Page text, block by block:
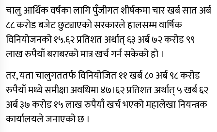
चालु आर्थिक वर्षका लागि पुँजीगत शीर्षकमा चार खर्ब सात अर्ब
८८ करोड बजेट छुट्याएको सरकारले हालसम्म वार्षिक
विनियोजनको १५.६२ प्रतिशत अर्थात् ६३ अर्ब ७२ करोड ९९
लाख रुपैयाँ बराबरको मात्र खर्च गर्न सकेको हो ।
तर, यता चालुगततर्फ विनियोजित ११ खर्ब ८० अर्ब ९८ करोड
रुपैयाँ मध्ये समीक्षा अवधिमा ४७।६२ प्रतिशत अर्थात् ५ खर्ब ६२
अर्ब ३७ करोड १५ लाख रुपैयाँ खर्च भएको महालेखा नियन्त्रक
कार्यालयले जनाएको छ ।